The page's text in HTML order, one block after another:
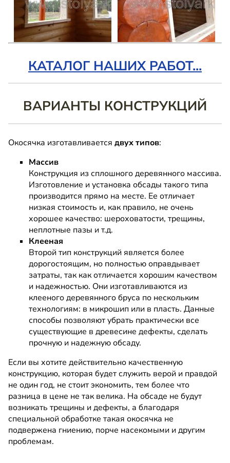
КАТАЛОГ НАШИХ РАБОТ...
ВАРИАНТЫ КОНСТРУКЦИЙ
Окосячка изготавливается двух типов:
Массив
Конструкция из сплошного деревянного массива.
Изготовление и установка обсады такого типа
производится прямо на месте. Ее отличает
низкая стоимость и, как правило, не очень
хорошее качество: шероховатости, трещины,
неплотные пазы и т.д.
Клееная
Второй тип конструкций является более
дорогостоящим, но полностью оправдывает
затраты, так как отличается хорошим качеством
и надежностью. Они изготавливаются из
клееного деревянного бруса по нескольким
технологиям: в микрошип или в пласть. Данные
способы позволяют убрать практически все
существующие в древесине дефекты, сделать
прочную и надежную обсаду.
Если вы хотите действительно качественную
конструкцию, которая будет служить верой и правдой
не один год, не стоит экономить, тем более что
разница в цене не так велика. На обсаде не будут
возникать трещины и дефекты, а благодаря
специальной обработке такая окосячка не
подвержена гниению, порче насекомыми и другим
проблемам.